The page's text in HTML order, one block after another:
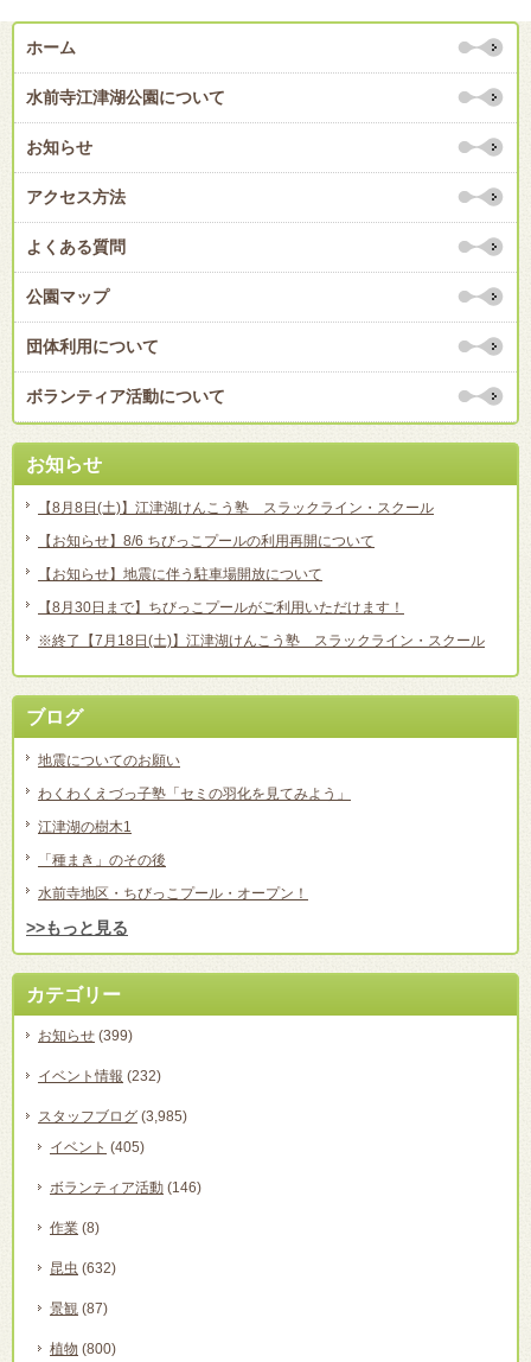
ホーム
水前寺江津湖公園について
お知らせ
アクセス方法
よくある質問
公園マップ
団体利用について
ボランティア活動について
お知らせ
【8月8日(土)】江津湖けんこう塾 スラックライン・スクール
【お知らせ】8/6 ちびっこプールの利用再開について
【お知らせ】地震に伴う駐車場開放について
【8月30日まで】ちびっこプールがご利用いただけます！
※終了【7月18日(土)】江津湖けんこう塾 スラックライン・スクール
ブログ
地震についてのお願い
わくわくえづっ子塾「セミの羽化を見てみよう」
江津湖の樹木1
「種まき」のその後
水前寺地区・ちびっこプール・オープン！
>>もっと見る
カテゴリー
お知らせ (399)
イベント情報 (232)
スタッフブログ (3,985)
イベント (405)
ボランティア活動 (146)
作業 (8)
昆虫 (632)
景観 (87)
植物 (800)